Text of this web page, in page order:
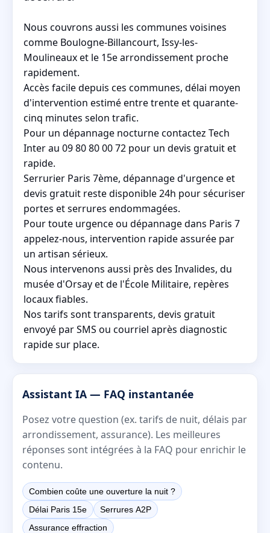
Nous couvrons aussi les communes voisines
comme Boulogne-Billancourt, Issy-les-
Moulineaux et le 15e arrondissement proche
rapidement.
Accès facile depuis ces communes, délai moyen
d'intervention estimé entre trente et quarante-
cinq minutes selon trafic.
Pour un dépannage nocturne contactez Tech
Inter au 09 80 80 00 72 pour un devis gratuit et
rapide.
Serrurier Paris 7ème, dépannage d'urgence et
devis gratuit reste disponible 24h pour sécuriser
portes et serrures endommagées.
Pour toute urgence ou dépannage dans Paris 7
appelez-nous, intervention rapide assurée par
un artisan sérieux.
Nous intervenons aussi près des Invalides, du
musée d'Orsay et de l'École Militaire, repères
locaux fiables.
Nos tarifs sont transparents, devis gratuit
envoyé par SMS ou courriel après diagnostic
rapide sur place.
Assistant IA — FAQ instantanée
Posez votre question (ex. tarifs de nuit, délais par
arrondissement, assurance). Les meilleures
réponses sont intégrées à la FAQ pour enrichir le
contenu.
Combien coûte une ouverture la nuit ?
Délai Paris 15e
Serrures A2P
Assurance effraction